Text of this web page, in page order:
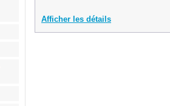
Afficher les détails